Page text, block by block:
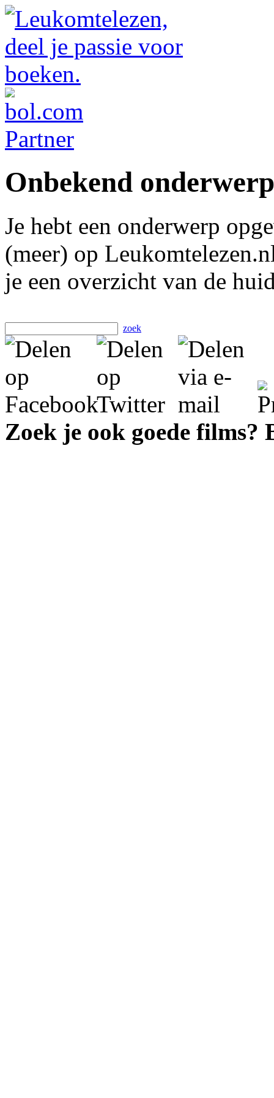
Onbekend onderwerp
Je hebt een onderwerp
(meer) op
je een overzicht van de
zoek
Zoek je ook goede films?